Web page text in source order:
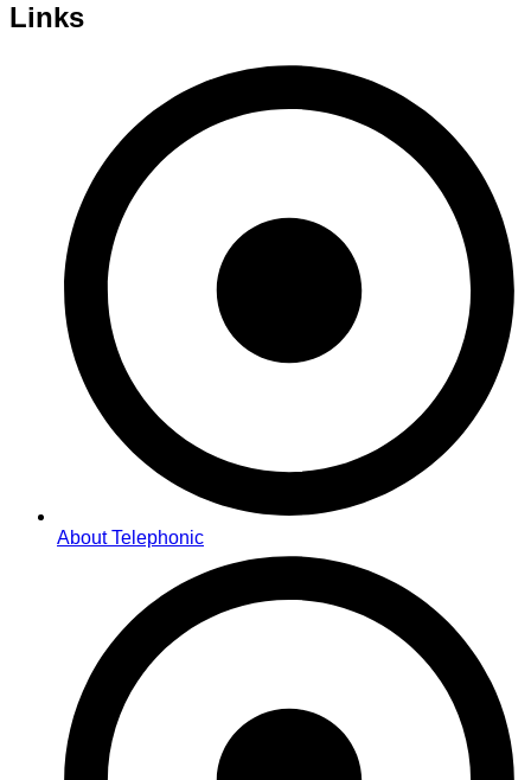
Links
About Telephonic